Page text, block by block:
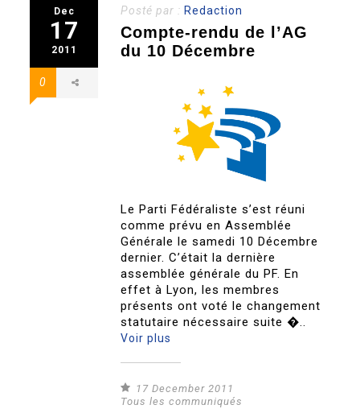
Dec
17
2011
0
Posté par : Redaction
Compte-rendu de l’AG
du 10 Décembre
Le Parti Fédéraliste s’est réuni
comme prévu en Assemblée
Générale le samedi 10 Décembre
dernier. C’était la dernière
assemblée générale du PF. En
effet à Lyon, les membres
présents ont voté le changement
statutaire nécessaire suite �..
Voir plus
17 December 2011
Tous les communiqués